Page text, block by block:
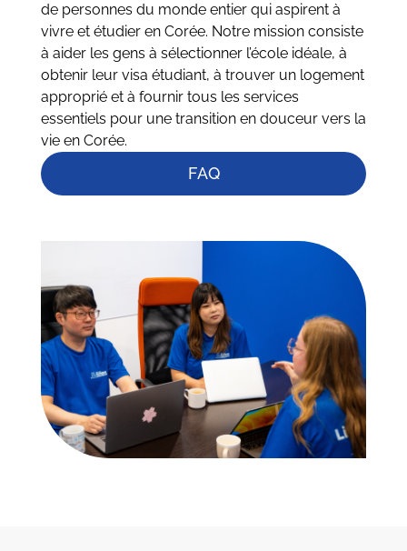
de personnes du monde entier qui aspirent à
vivre et étudier en Corée. Notre mission consiste
à aider les gens à sélectionner l’école idéale, à
obtenir leur visa étudiant, à trouver un logement
approprié et à fournir tous les services
essentiels pour une transition en douceur vers la
vie en Corée.
FAQ